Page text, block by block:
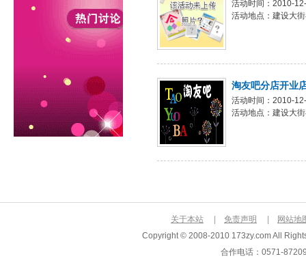
活动时间：2010-
活动地点：建设大
淘友吧分店开业
活动时间：2010-
活动地点：建设大
关于本站 免责声明
网站地
Copyright © 2008-2010 173zy.com All
合作电话：0571-